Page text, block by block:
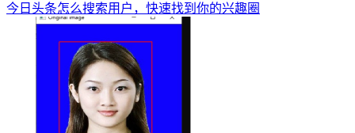
今日头条怎么搜索用户，快速找到你的兴趣圈